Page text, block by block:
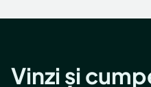
Vinzi și